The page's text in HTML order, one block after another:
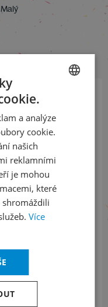
obraze
sítích
ENGLISH
a analýze
cookie.
našich
reklamními
je mohou
které
Více